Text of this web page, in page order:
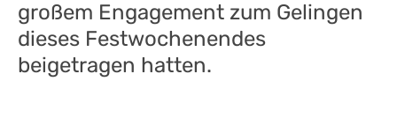
großem Engagement zum Gelingen
dieses Festwochenendes
beigetragen hatten.